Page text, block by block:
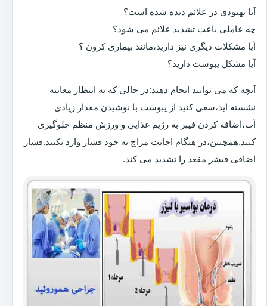
آیا بهبودی در علائم دیده شده است؟
چه عاملی باعث تشدید علائم می شود؟
آیا مشکلات دیگری نیز دارید،مانند بیماری کرون ؟
آیا مشکل یبوست دارید؟
آنچه که می توانید انجام دهید:در حالی که به انتظار معاینه
نشسته اید،سعی کنید از یبوست با نوشیدن مقدار زیادی
آب،اضافه کردن فیبر به رژیم غذایی و ورزش منظم جلوگیری
کنید.همچنین،در هنگام اجابت مزاج به خود فشار وارد نکنید.فشار
اضافی فیشر مقعد را تشدید می کند.